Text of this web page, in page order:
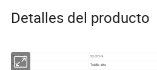
Detalles del producto
Tamaño 22-27cm
Tipo Tobillo alto